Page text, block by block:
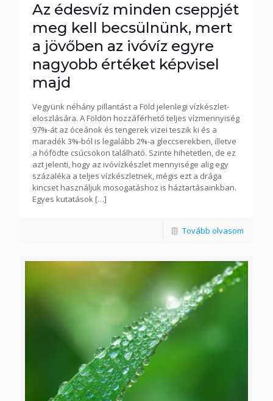
Az édesvíz minden cseppjét
meg kell becsülnünk, mert
a jövőben az ivóvíz egyre
nagyobb értéket képvisel
majd
Vegyünk néhány pillantást a Föld jelenlegi vízkészlet-
eloszlására. A Földön hozzáférhető teljes vízmennyiség
97%-át az óceánok és tengerek vizei teszik ki és a
maradék 3%-ból is legalább 2%-a gleccserekben, illetve
a hófödte csúcsokon található. Szinte hihetetlen, de ez
azt jelenti, hogy az ivóvízkészlet mennyisége alig egy
százaléka a teljes vízkészletnek, mégis ezt a drága
kincset használjuk mosogatáshoz is háztartásainkban.
Egyes kutatások […]
Tovább olvasom